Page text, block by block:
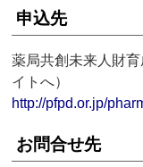
申込先
薬局共創未来人財
イトへ）
http://pfpd.or.jp/
お問合せ先